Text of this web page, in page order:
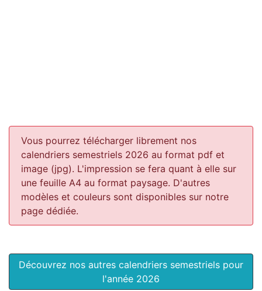
Vous pourrez télécharger librement nos
calendriers semestriels 2026 au format pdf et
image (jpg). L'impression se fera quant à elle sur
une feuille A4 au format paysage. D'autres
modèles et couleurs sont disponibles sur notre
page dédiée.
Découvrez nos autres calendriers semestriels pour
l'année 2026